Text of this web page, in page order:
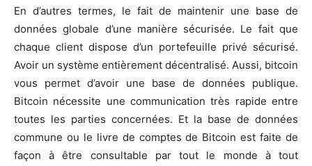
En d’autres termes, le fait de maintenir une base de
données globale d’une manière sécurisée. Le fait que
chaque client dispose d’un portefeuille privé sécurisé.
Avoir un système entièrement décentralisé. Aussi, bitcoin
vous permet d’avoir une base de données publique.
Bitcoin nécessite une communication très rapide entre
toutes les parties concernées. Et la base de données
commune ou le livre de comptes de Bitcoin est faite de
façon à être consultable par tout le monde à tout